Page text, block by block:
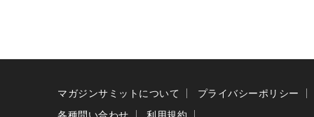
マガジンサミットについて プライバシーポリシー